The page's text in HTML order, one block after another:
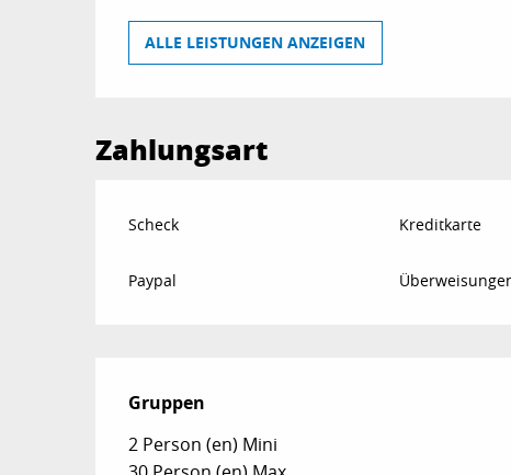
ALLE LEISTUNGEN ANZEIGEN
Zahlungsart
Scheck Kreditkarte
Paypal
Gruppen
Gruppen
2 Person (en) Mini